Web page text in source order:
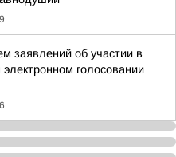
заявлений об участии в
голосовании